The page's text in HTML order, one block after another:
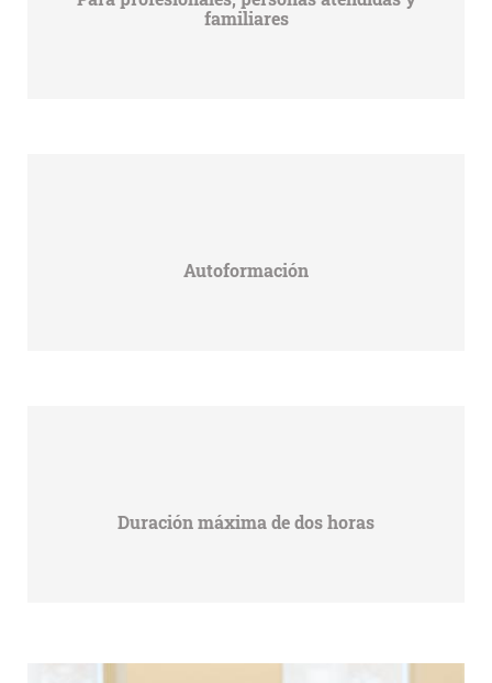
familiares
Autoformación
Duración máxima de dos horas